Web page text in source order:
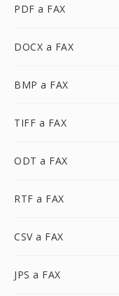
PDF a FAX
DOCX a FAX
BMP a FAX
TIFF a FAX
ODT a FAX
RTF a FAX
CSV a FAX
JPS a FAX